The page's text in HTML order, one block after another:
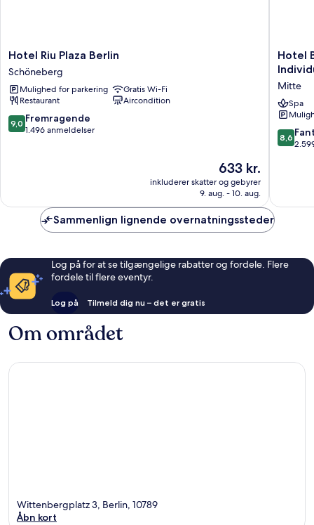
Hotel
Riu
Plaza
Berlin
Schöneberg
Hotel Riu Plaza Berlin
Schöneberg
Mulighed for parkering
Gratis Wi-Fi
Restaurant
Aircondition
9.0
ud
9,0 Fremragende
1.496 anmeldelser
Prisen
er
633 kr.
633 kr.
inkluderer skatter og gebyrer
9. aug. - 10. aug.
Hotel
Berlin,
a
member
of
Hotel
Mitte
Spa
8.6
ud
8,6
Sammenlign lignende overnatningssteder
Log på for at se tilgængelige rabatter og fordele. Flere
fordele til flere eventyr.
Log på Tilmeld dig nu – det er gratis
Om området
Wittenbergplatz 3, Berlin, 10789
Åbn kort